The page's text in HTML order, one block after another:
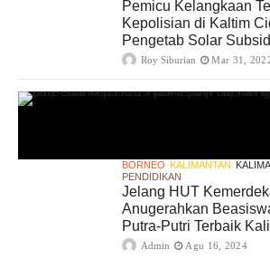
Pemicu Kelangkaan
Kepolisian di Kaltim
Pengetab Solar
Roy Siburian Mar 31,
BORNEO KALIMANTAN
PENDIDIKAN
Jelang HUT
Anugerahkan
Putra-Putri Terbaik
Admin Agu 16, 2024